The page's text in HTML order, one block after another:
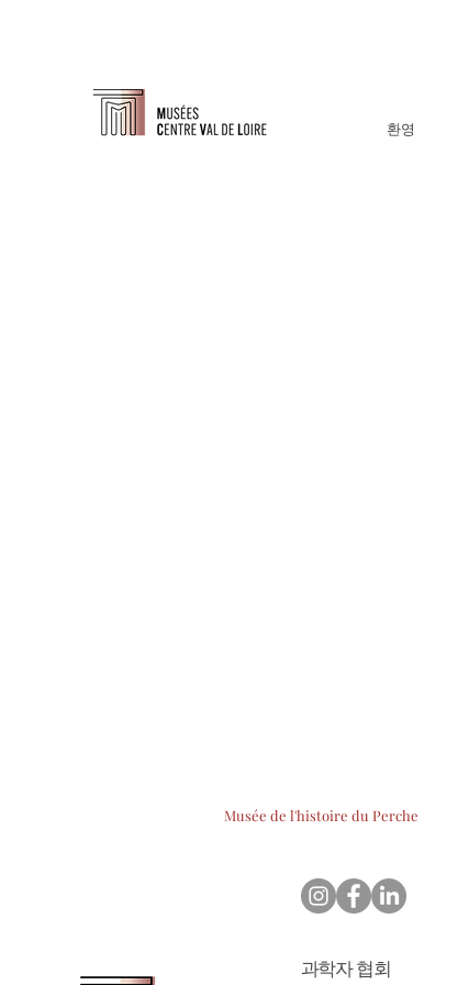
환영
Musée de l'histoire du Perche
과학자 협회